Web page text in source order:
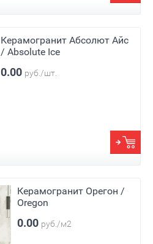
Керамогранит Абсолют Айс
/ Absolute Ice
0.00 руб./шт.
Керамогранит Орегон /
Oregon
0.00 руб./м2